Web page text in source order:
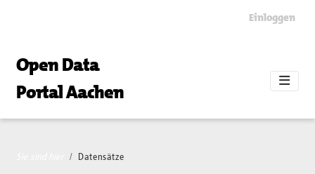
Einloggen
Open Data
Portal Aachen
Datensätze